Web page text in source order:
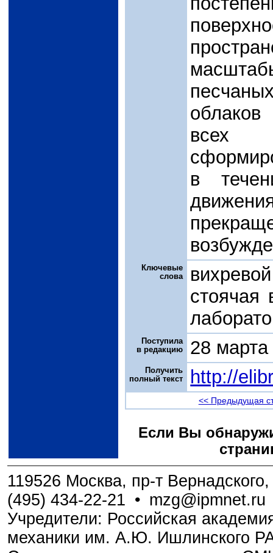
всех
в
Ключевые
слова
стоячая
Поступила
в редакцию
28
Получить
полный текст
http://
<< Предыдущая
Если Вы
119526 Москва, пр-т
(495) 434-22-21 • mzg@ipmnet.ru
Учредители: Российская
механики им. А.Ю. Ишлинского